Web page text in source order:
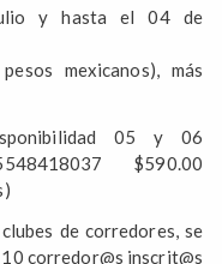
y hasta el 04 de
mexicanos), más
05 y 06
$590.00
de corredores, se
corredor@s inscrit@s